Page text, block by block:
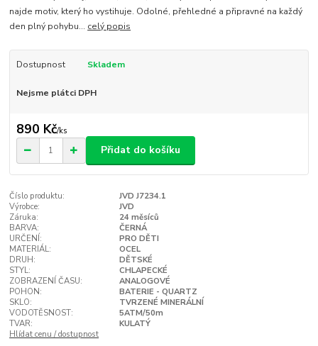
najde motiv, který ho vystihuje. Odolné, přehledné a připravné na každý
den plný pohybu... celý popis
Dostupnost Skladem
Nejsme plátci DPH
890 Kč/ks
Přidat do košíku
Číslo produktu:
JVD J7234.1
Výrobce:
JVD
Záruka:
24 měsíců
BARVA:
ČERNÁ
URČENÍ:
PRO DĚTI
MATERIÁL:
OCEL
DRUH:
DĚTSKÉ
STYL:
CHLAPECKÉ
ZOBRAZENÍ ČASU:
ANALOGOVÉ
POHON:
BATERIE - QUARTZ
SKLO:
TVRZENÉ MINERÁLNÍ
VODOTĚSNOST:
5ATM/50m
TVAR:
KULATÝ
Hlídat cenu / dostupnost